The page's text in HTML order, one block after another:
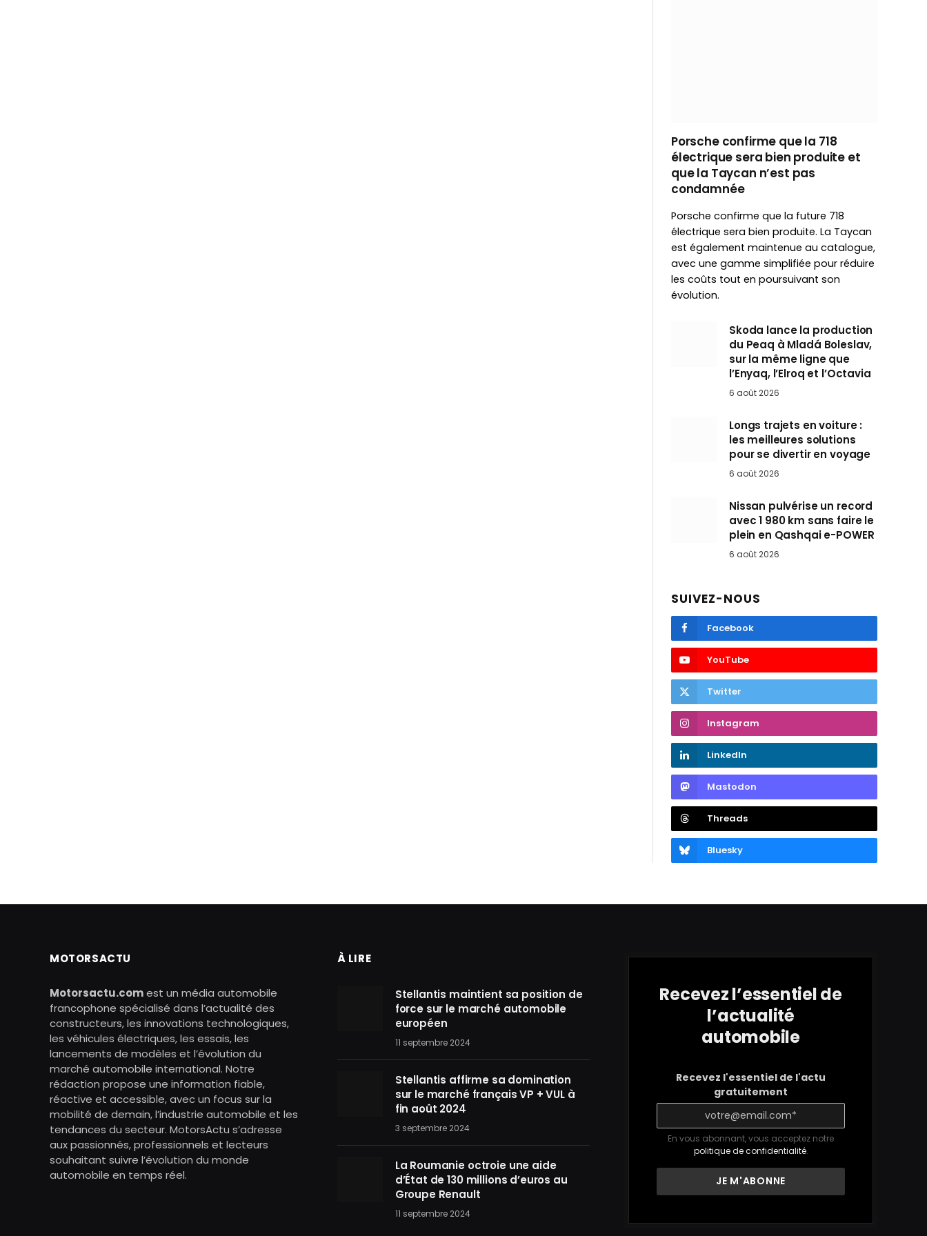
Porsche confirme que la 718
électrique sera bien produite et
que la Taycan n’est pas
condamnée
Porsche confirme que la future 718
électrique sera bien produite. La Taycan
est également maintenue au catalogue,
avec une gamme simplifiée pour réduire
les coûts tout en poursuivant son
évolution.
Skoda lance la production
du Peaq à Mladá Boleslav,
sur la même ligne que
l’Enyaq, l’Elroq et l’Octavia
6 août 2026
Longs trajets en voiture :
les meilleures solutions
pour se divertir en voyage
6 août 2026
Nissan pulvérise un record
avec 1 980 km sans faire le
plein en Qashqai e-POWER
6 août 2026
SUIVEZ-NOUS
Facebook
YouTube
Twitter
Instagram
LinkedIn
Mastodon
Threads
Bluesky
MOTORSACTU
Motorsactu.comest un média automobile
francophone spécialisé dans l’actualité des
constructeurs, les innovations technologiques,
les véhicules électriques, les essais, les
lancements de modèles et l’évolution du
marché automobile international. Notre
rédaction propose une information fiable,
réactive et accessible, avec un focus sur la
mobilité de demain, l’industrie automobile et les
tendances du secteur. MotorsActu s’adresse
aux passionnés, professionnels et lecteurs
souhaitant suivre l’évolution du monde
automobile en temps réel.
À LIRE
Stellantis maintient sa position de
force sur le marché automobile
européen
11 septembre 2024
Stellantis affirme sa domination
sur le marché français VP + VUL à
fin août 2024
3 septembre 2024
La Roumanie octroie une aide
d’État de 130 millions d’euros au
Groupe Renault
11 septembre 2024
Recevez l’essentiel de
l’actualité
automobile
Recevez l'essentiel de l'actu
gratuitement
En vous abonnant, vous acceptez notre
politique de confidentialité.